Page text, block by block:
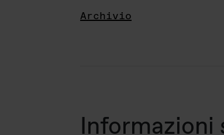
Archivio
Informazioni